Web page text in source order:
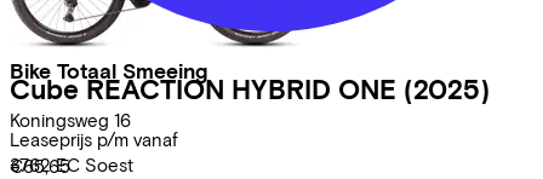
Bike Totaal Smeeing
Koningsweg 16
3762 EC Soest
Cube REACTION HYBRID ONE (2025)
Leaseprijs p/m vanaf
€65,65